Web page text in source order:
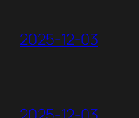
2025-12-03